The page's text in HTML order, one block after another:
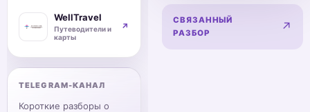
СВЯЗАННЫЙ
РАЗБОР
↗
WellTravel
Путеводители и
карты
↗
TELEGRAM-КАНАЛ
Короткие разборы о